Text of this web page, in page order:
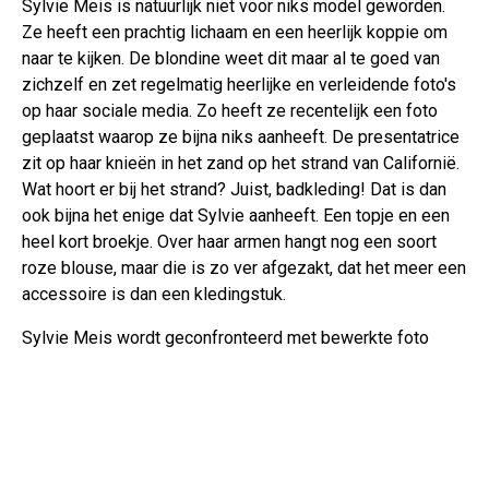
Sylvie Meis is natuurlijk niet voor niks model geworden.
Ze heeft een prachtig lichaam en een heerlijk koppie om
naar te kijken. De blondine weet dit maar al te goed van
zichzelf en zet regelmatig heerlijke en verleidende foto's
op haar sociale media. Zo heeft ze recentelijk een foto
geplaatst waarop ze bijna niks aanheeft. De presentatrice
zit op haar knieën in het zand op het strand van Californië.
Wat hoort er bij het strand? Juist, badkleding! Dat is dan
ook bijna het enige dat Sylvie aanheeft. Een topje en een
heel kort broekje. Over haar armen hangt nog een soort
roze blouse, maar die is zo ver afgezakt, dat het meer een
accessoire is dan een kledingstuk.
Sylvie Meis wordt geconfronteerd met bewerkte foto